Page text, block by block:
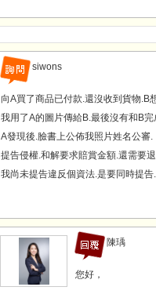
siwons
向A買了商品已付款.還沒收到貨物.B
我用了A的圖片傳給B.最後沒有和B完
A發現後.臉書上公佈我照片姓名公審.
提告侵權.和解要求賠賞金額.還需要
我尚未提告違反個資法.是要同時提
陳瑀
您好，